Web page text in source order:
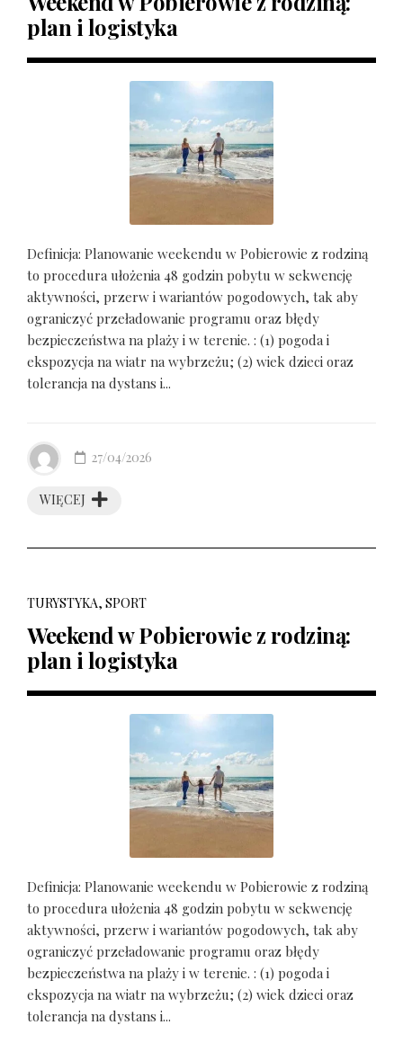
plan i logistyka
Definicja: Planowanie weekendu w Pobierowie z rodziną
to procedura ułożenia 48 godzin pobytu w sekwencję
aktywności, przerw i wariantów pogodowych, tak aby
ograniczyć przeładowanie programu oraz błędy
bezpieczeństwa na plaży i w terenie. : (1) pogoda i
ekspozycja na wiatr na wybrzeżu; (2) wiek dzieci oraz
tolerancja na dystans i...
WIĘCEJ
27/04/2026
TURYSTYKA, SPORT
Weekend w Pobierowie z rodziną:
plan i logistyka
Definicja: Planowanie weekendu w Pobierowie z rodziną
to procedura ułożenia 48 godzin pobytu w sekwencję
aktywności, przerw i wariantów pogodowych, tak aby
ograniczyć przeładowanie programu oraz błędy
bezpieczeństwa na plaży i w terenie. : (1) pogoda i
ekspozycja na wiatr na wybrzeżu; (2) wiek dzieci oraz
tolerancja na dystans i...